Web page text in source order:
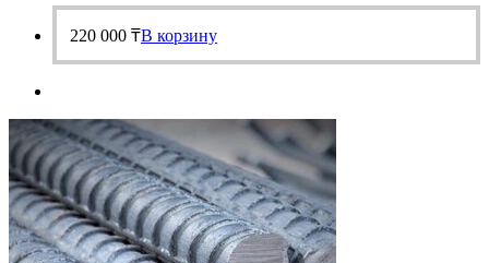
220 000 ₸В корзину